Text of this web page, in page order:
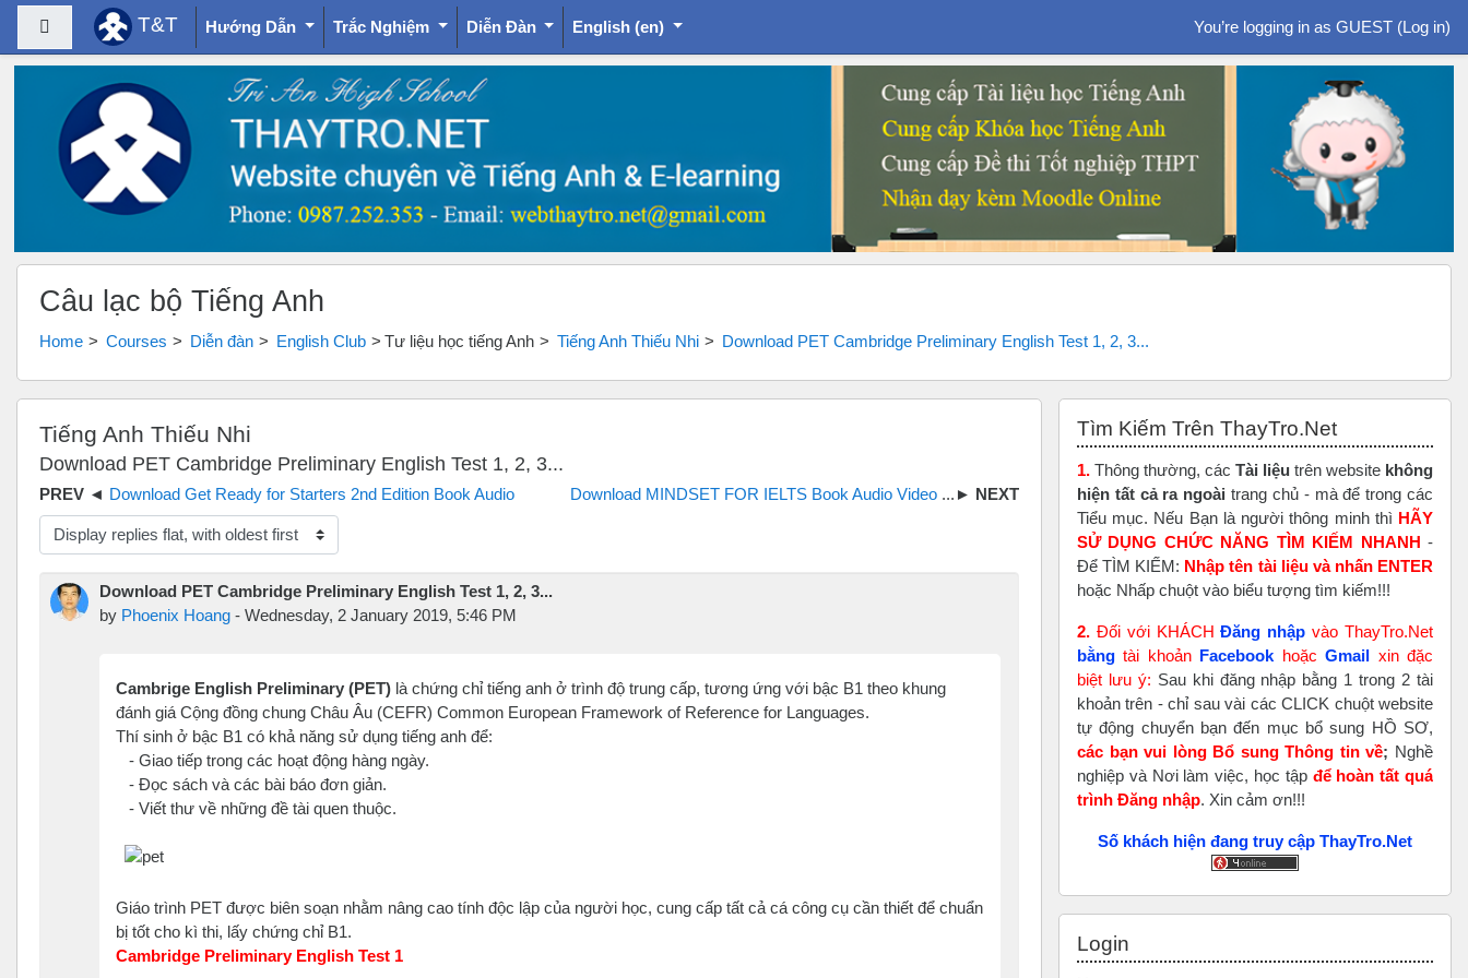
Skip to main content
Side panel T&T Hướng Dẫn Trắc Nghiệm Diễn Đàn English ‎(en)‎ You’re logging in as GUEST (Log in)
Câu lạc bộ Tiếng Anh
Home Courses Diễn đàn English Club Tư liệu học tiếng Anh Tiếng Anh Thiếu Nhi Download PET Cambridge Preliminary English Test 1, 2, 3...
Tiếng Anh Thiếu Nhi
Download PET Cambridge Preliminary English Test 1, 2, 3...
Download Get Ready for Starters 2nd Edition Book Audio Download MINDSET FOR IELTS Book Audio Video
mode
Download PET Cambridge Preliminary English Test 1, 2, 3...
by Phoenix Hoang - Wednesday, 2 January 2019, 5:46 PM
Cambrige English Preliminary (PET) là chứng chỉ tiếng anh ở trình độ trung cấp, tương ứng với bậc B1 theo khung
đánh giá Cộng đồng chung Châu Âu (CEFR) Common European Framework of Reference for Languages.
Thí sinh ở bậc B1 có khả năng sử dụng tiếng anh để:
- Giao tiếp trong các hoạt động hàng ngày.
- Đọc sách và các bài báo đơn giản.
- Viết thư về những đề tài quen thuộc.
Giáo trình PET được biên soạn nhằm nâng cao tính độc lập của người học, cung cấp tất cả cá công cụ cần thiết để chuẩn
bị tốt cho kì thi, lấy chứng chỉ B1.
Cambridge Preliminary English Test 1
Tìm Kiếm Trên ThayTro.Net
1. Thông thường, các Tài liệu trên website không
hiện tất cả ra ngoài trang chủ - mà để trong các
Tiểu mục. Nếu Bạn là người thông minh thì HÃY
SỬ DỤNG CHỨC NĂNG TÌM KIẾM NHANH -
Để TÌM KIẾM: Nhập tên tài liệu và nhấn ENTER
hoặc Nhấp chuột vào biểu tượng tìm kiếm!!!
2. Đối với KHÁCHĐăng nhập vào ThayTro.Net
bằng tài khoản Facebook hoặcGmail xin đặc
biệt lưu ý: Sau khi đăng nhập bằng 1 trong 2 tài
khoản trên - chỉ sau vài các CLICK chuột website
tự động chuyển bạn đến mục bổ sung HỒ SƠ,
các bạn vui lòng Bổ sung Thông tin về; Nghề
nghiệp và Nơi làm việc, học tập để hoàn tấtquá
trình Đăng nhập. Xin cảm ơn!!!
Số khách hiện đang truy cập ThayTro.Net
Login